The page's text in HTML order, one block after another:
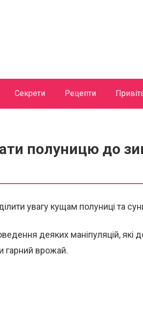
Секрети Рецепти
полуницю до
увагу кущам полуниці та
деяких маніпуляцій, які
гарний врожай.